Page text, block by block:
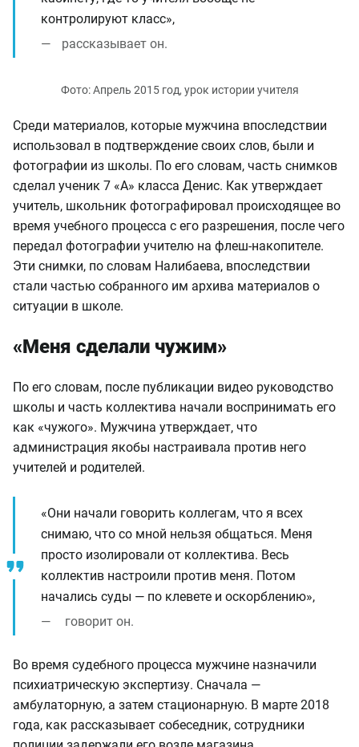
контролируют класс»,
рассказывает он.
Среди материалов, которые мужчина впоследствии
использовал в подтверждение своих слов, были и
фотографии из школы. По его словам, часть снимков
сделал ученик 7 «А» класса Денис. Как утверждает
учитель, школьник фотографировал происходящее во
время учебного процесса с его разрешения, после чего
передал фотографии учителю на флеш-накопителе.
Эти снимки, по словам Налибаева, впоследствии
стали частью собранного им архива материалов о
ситуации в школе.
«Меня сделали чужим»
По его словам, после публикации видео руководство
школы и часть коллектива начали воспринимать его
как «чужого». Мужчина утверждает, что
администрация якобы настраивала против него
учителей и родителей.
«Они начали говорить коллегам, что я всех
снимаю, что со мной нельзя общаться. Меня
просто изолировали от коллектива. Весь
коллектив настроили против меня. Потом
начались суды — по клевете и оскорблению»,
говорит он.
Во время судебного процесса мужчине назначили
психиатрическую экспертизу. Сначала —
амбулаторную, а затем стационарную. В марте 2018
года, как рассказывает собеседник, сотрудники